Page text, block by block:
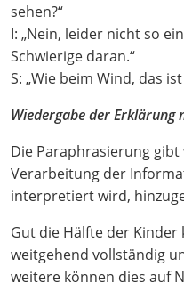
sehen?“
I: „Nein, leider nicht so
Schwierige daran.“
S: „Wie beim Wind, das
Wiedergabe der Erklärung
Die Paraphrasierung
Verarbeitung der
interpretiert wird,
Gut die Hälfte der
weitgehend vollständig
weitere können dies auf